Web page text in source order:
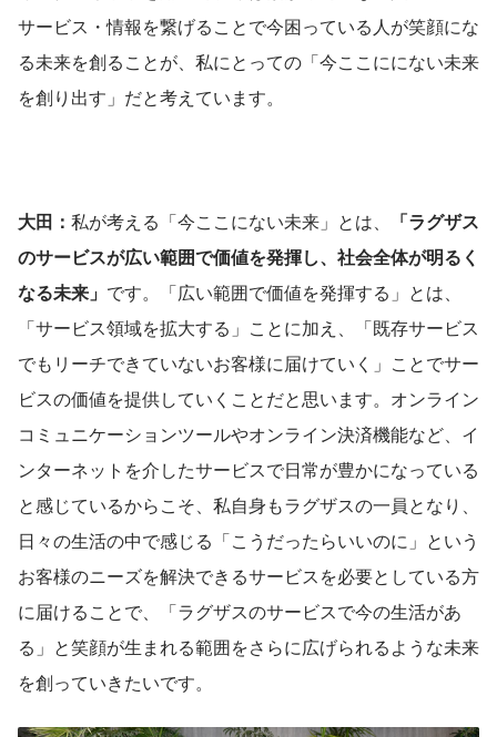
サービス・情報を繋げることで今困っている人が笑顔にな
る未来を創ることが、私にとっての「今ここににない未来
を創り出す」だと考えています。
大田： 私が考える「今ここにない未来」とは、
「ラグザス
のサービスが広い範囲で価値を発揮し、社会全体が明るく
なる未来」 です。「広い範囲で価値を発揮する」とは、
「サービス領域を拡大する」ことに加え、「既存サービス
でもリーチできていないお客様に届けていく」ことでサー
ビスの価値を提供していくことだと思います。オンライン
コミュニケーションツールやオンライン決済機能など、イ
ンターネットを介したサービスで日常が豊かになっている
と感じているからこそ、私自身もラグザスの一員となり、
日々の生活の中で感じる「こうだったらいいのに」という
お客様のニーズを解決できるサービスを必要としている方
に届けることで、「ラグザスのサービスで今の生活があ
る」と笑顔が生まれる範囲をさらに広げられるような未来
を創っていきたいです。